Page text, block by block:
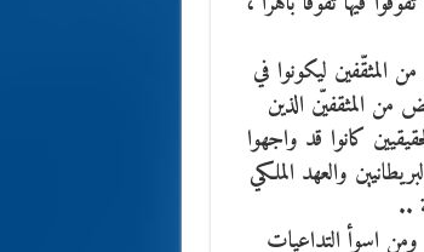
ليكونوا في
المثقفيّن الذين
كانوا قد واجهوا
والعهد الملكي
..
اسوأ التداعيات